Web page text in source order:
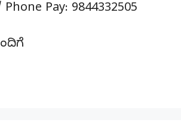
Pay: 9844332505